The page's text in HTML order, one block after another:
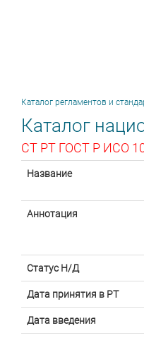
Каталог регламентов и
Каталог
СТ РТ ГОСТ Р ИСО
Название
Аннотация
Статус Н/Д
Дата принятия в РТ
Дата введения